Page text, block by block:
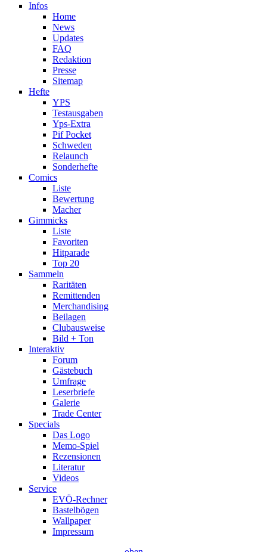
Infos
Home
News
Updates
FAQ
Redaktion
Presse
Sitemap
Hefte
YPS
Testausgaben
Yps-Extra
Pif Pocket
Schweden
Relaunch
Sonderhefte
Comics
Liste
Bewertung
Macher
Gimmicks
Liste
Favoriten
Hitparade
Top 20
Sammeln
Raritäten
Remittenden
Merchandising
Beilagen
Clubausweise
Bild + Ton
Interaktiv
Forum
Gästebuch
Umfrage
Leserbriefe
Galerie
Trade Center
Specials
Das Logo
Memo-Spiel
Rezensionen
Literatur
Videos
Service
EVÖ-Rechner
Bastelbögen
Wallpaper
Impressum